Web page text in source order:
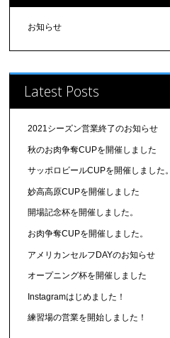
お知らせ
Latest Posts
2021シーズン営業終了のお知らせ
秋のお肉争奪CUPを開催しました
サッポロビールCUPを開催しました。
妙高高原CUPを開催しました
開場記念杯を開催しました。
お肉争奪CUPを開催しました。
アメリカンセルフDAYのお知らせ
オープニング杯を開催しました
Instagramはじめました！
練習場の営業を開始しました！